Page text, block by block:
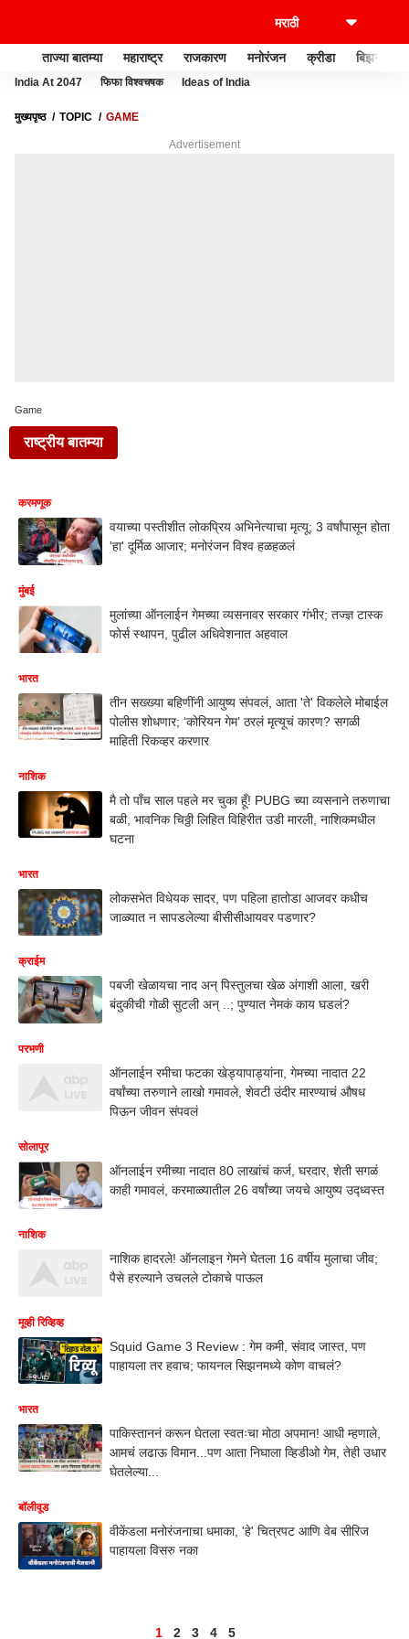
ताज्या बातम्या महाराष्ट्र राजकारण मनोरंजन क्रीडा बिझनेस
India At 2047 फिफा विश्वचषक Ideas of India
मुख्यपृष्ठ TOPIC GAME
Advertisement
Game
राष्ट्रीय बातम्या
करमणूक
वयाच्या पस्तीशीत लोकप्रिय अभिनेत्याचा मृत्यू; 3 वर्षांपासून होता
'हा' दूर्मिळ आजार; मनोरंजन विश्व हळहळलं
मुंबई
मुलांच्या ऑनलाईन गेमच्या व्यसनावर सरकार गंभीर; तज्ज्ञ टास्क
फोर्स स्थापन, पुढील अधिवेशनात अहवाल
भारत
तीन सख्ख्या बहिणींनी आयुष्य संपवलं, आता 'ते' विकलेले मोबाईल
पोलीस शोधणार; ‘कोरियन गेम’ ठरलं मृत्यूचं कारण? सगळी
माहिती रिकव्हर करणार
नाशिक
मै तो पाँच साल पहले मर चुका हूँ! PUBG च्या व्यसनाने तरुणाचा
बळी, भावनिक चिठ्ठी लिहित विहिरीत उडी मारली, नाशिकमधील
घटना
भारत
लोकसभेत विधेयक सादर, पण पहिला हातोडा आजवर कधीच
जाळ्यात न सापडलेल्या बीसीसीआयवर पडणार?
क्राईम
पबजी खेळायचा नाद अन् पिस्तुलचा खेळ अंगाशी आला, खरी
बंदुकीची गोळी सुटली अन् ..; पुण्यात नेमकं काय घडलं?
परभणी
ऑनलाईन रमीचा फटका खेड्यापाड्यांना, गेमच्या नादात 22
वर्षांच्या तरुणाने लाखो गमावले, शेवटी उंदीर मारण्याचं औषध
पिऊन जीवन संपवलं
सोलापूर
ऑनलाईन रमीच्या नादात 80 लाखांचं कर्ज, घरदार, शेती सगळं
काही गमावलं, करमाळ्यातील 26 वर्षांच्या जयचे आयुष्य उद्ध्वस्त
नाशिक
नाशिक हादरले! ऑनलाइन गेमने घेतला 16 वर्षीय मुलाचा जीव;
पैसे हरल्याने उचलले टोकाचे पाऊल
मूव्ही रिव्हिव्ह
Squid Game 3 Review : गेम कमी, संवाद जास्त, पण
पाहायला तर हवाच; फायनल सिझनमध्ये कोण वाचलं?
भारत
पाकिस्ताननं करून घेतला स्वतःचा मोठा अपमान! आधी म्हणाले,
आमचं लढाऊ विमान...पण आता निघाला व्हिडीओ गेम, तेही उधार
घेतलेल्या...
बॉलीवूड
वीकेंडला मनोरंजनाचा धमाका, 'हे' चित्रपट आणि वेब सीरिज
पाहायला विसरु नका
1 2 3 4 5